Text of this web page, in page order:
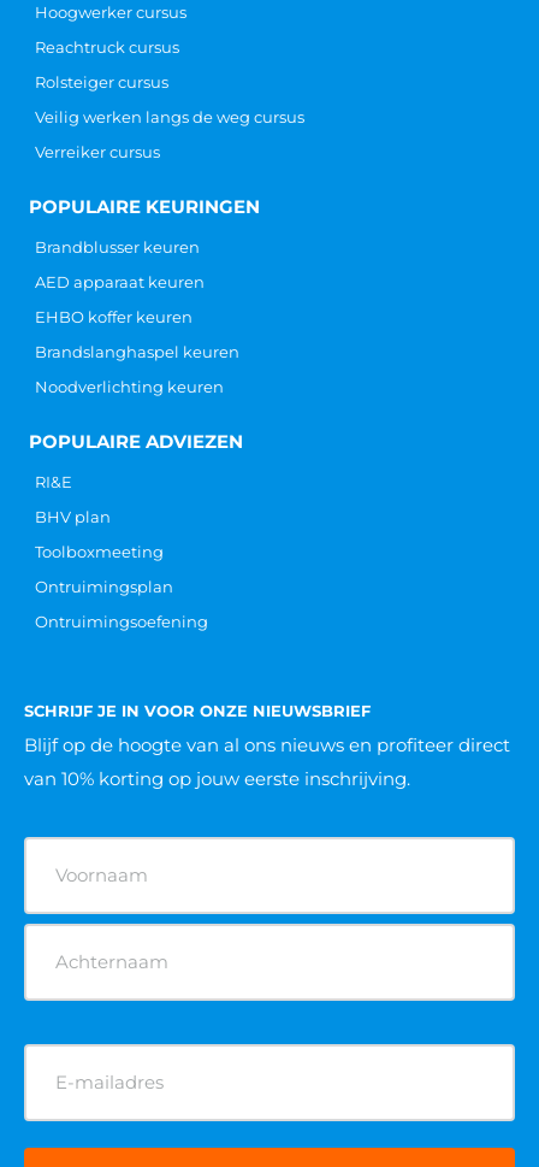
Hoogwerker cursus
Reachtruck cursus
Rolsteiger cursus
Veilig werken langs de weg cursus
Verreiker cursus
POPULAIRE KEURINGEN
Brandblusser keuren
AED apparaat keuren
EHBO koffer keuren
Brandslanghaspel keuren
Noodverlichting keuren
POPULAIRE ADVIEZEN
RI&E
BHV plan
Toolboxmeeting
Ontruimingsplan
Ontruimingsoefening
SCHRIJF JE IN VOOR ONZE NIEUWSBRIEF
Blijf op de hoogte van al ons nieuws en profiteer direct
van 10% korting op jouw eerste inschrijving.
(Vereist)
E-
mailadres
(Vereist)